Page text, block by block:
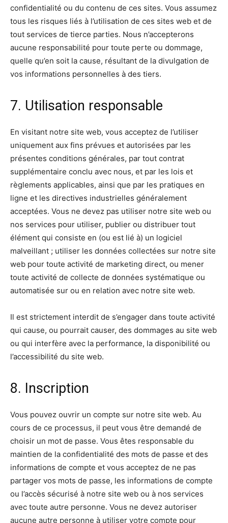
confidentialité ou du contenu de ces sites. Vous assumez
tous les risques liés à l’utilisation de ces sites web et de
tout services de tierce parties. Nous n’accepterons
aucune responsabilité pour toute perte ou dommage,
quelle qu’en soit la cause, résultant de la divulgation de
vos informations personnelles à des tiers.
7. Utilisation responsable
En visitant notre site web, vous acceptez de l’utiliser
uniquement aux fins prévues et autorisées par les
présentes conditions générales, par tout contrat
supplémentaire conclu avec nous, et par les lois et
règlements applicables, ainsi que par les pratiques en
ligne et les directives industrielles généralement
acceptées. Vous ne devez pas utiliser notre site web ou
nos services pour utiliser, publier ou distribuer tout
élément qui consiste en (ou est lié à) un logiciel
malveillant ; utiliser les données collectées sur notre site
web pour toute activité de marketing direct, ou mener
toute activité de collecte de données systématique ou
automatisée sur ou en relation avec notre site web.
Il est strictement interdit de s’engager dans toute activité
qui cause, ou pourrait causer, des dommages au site web
ou qui interfère avec la performance, la disponibilité ou
l’accessibilité du site web.
8. Inscription
Vous pouvez ouvrir un compte sur notre site web. Au
cours de ce processus, il peut vous être demandé de
choisir un mot de passe. Vous êtes responsable du
maintien de la confidentialité des mots de passe et des
informations de compte et vous acceptez de ne pas
partager vos mots de passe, les informations de compte
ou l’accès sécurisé à notre site web ou à nos services
avec toute autre personne. Vous ne devez autoriser
aucune autre personne à utiliser votre compte pour